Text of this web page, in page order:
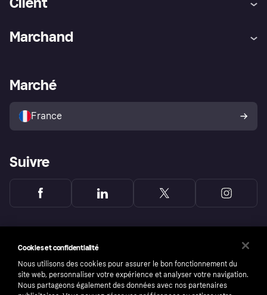
Explorez les magasins
Politique de protection de
l’acheteur Klarna
Marchand
Portail Marchand
Marché
France
Suivre
Cookies et confidentialité
Nous utilisons des cookies pour assurer le bon fonctionnement du
site web, personnaliser votre expérience et analyser votre navigation.
Nous partageons également des données avec nos partenaires